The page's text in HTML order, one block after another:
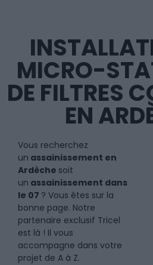
MICRO-
DE FILTRES
EN
Vous recherchez
un assainissement en
Ardèche soit
un assainissement dans
le 07 ? Vous êtes sur la
bonne page. Notre
partenaire exclusif Tricel
est là ! Il vous
accompagne dans votre
projet de A à Z.